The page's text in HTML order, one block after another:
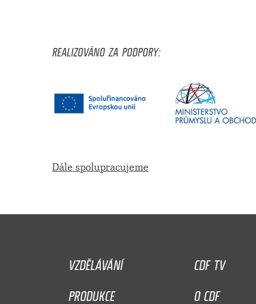
REALIZOVÁNO ZA PODPORY:
Dále spolupracujeme
VZDĚLÁVÁNÍ
CDF TV
PRODUKCE
O CDF